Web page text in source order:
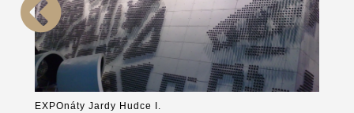
EXPOnáty Jardy Hudce I.